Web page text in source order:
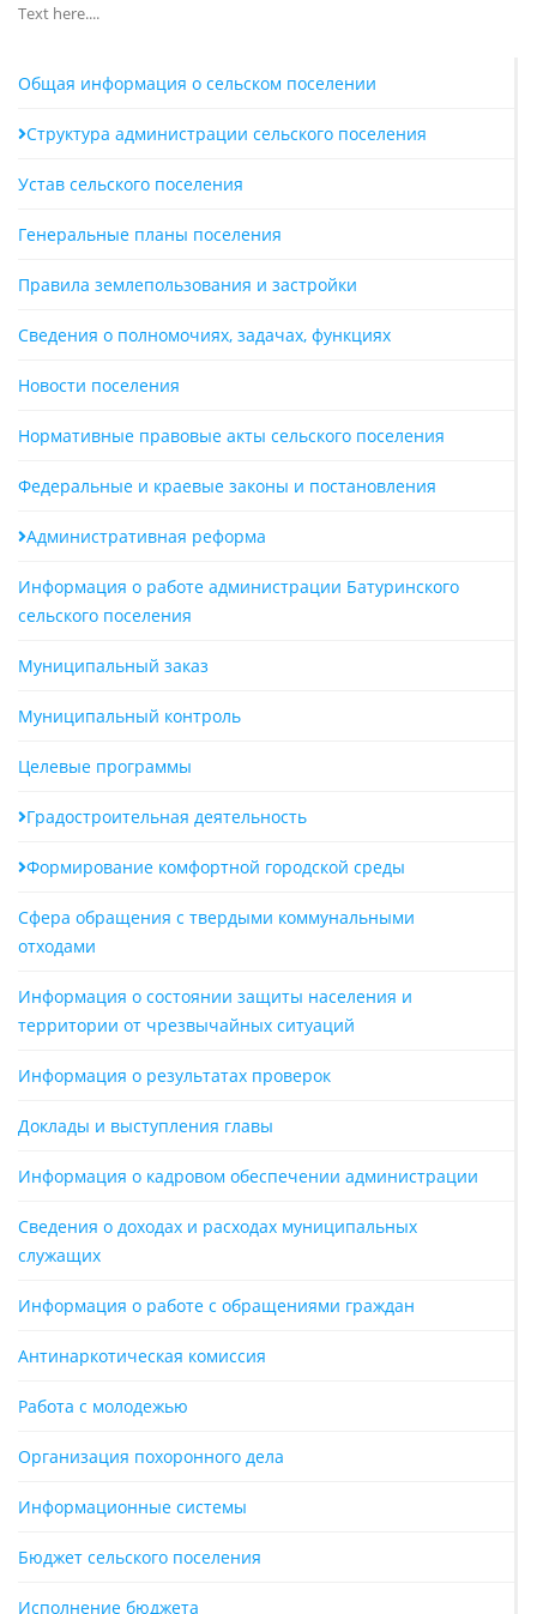
Общая информация о сельском поселении
Структура администрации сельского поселения
Устав сельского поселения
Генеральные планы поселения
Правила землепользования и застройки
Сведения о полномочиях, задачах, функциях
Новости поселения
Нормативные правовые акты сельского поселения
Федеральные и краевые законы и постановления
Административная реформа
Информация о работе администрации Батуринского
сельского поселения
Муниципальный заказ
Муниципальный контроль
Целевые программы
Градостроительная деятельность
Формирование комфортной городской среды
Сфера обращения с твердыми коммунальными
отходами
Информация о состоянии защиты населения и
территории от чрезвычайных ситуаций
Информация о результатах проверок
Доклады и выступления главы
Информация о кадровом обеспечении администрации
Сведения о доходах и расходах муниципальных
служащих
Информация о работе с обращениями граждан
Антинаркотическая комиссия
Работа с молодежью
Организация похоронного дела
Информационные системы
Бюджет сельского поселения
Исполнение бюджета
Text here....